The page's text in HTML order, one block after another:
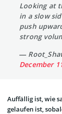
Looking at
in a slow
push
strong
—
December
Auffällig ist, wie
gelaufen ist,